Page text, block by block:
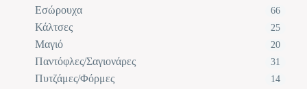
Εσώρουχα 66
Κάλτσες 25
Μαγιό 20
Παντόφλες/Σαγιονάρες 31
Πυτζάμες/Φόρμες 14